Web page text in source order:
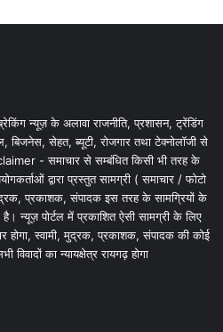
न्यूज़ के अलावा राजनीति, प्रशासन, ट्रेंडिंग
सेहत, ब्यूटी, रोजगार तथा टेक्नोलॉजी से
- समाचार से सम्बंधित किसी भी तरह के
द्वारा प्रस्तुत सामग्री ( समाचार / फोटो
प्रकाशक, संपादक इस तरह के सामग्रियों के
है। न्यूज़ पोर्टल में प्रकाशित ऐसी सामग्री के लिए
होगा, स्वामी, मुद्रक, प्रकाशक, संपादक की कोई
विवादों का न्यायक्षेत्र रायगढ़ होगा